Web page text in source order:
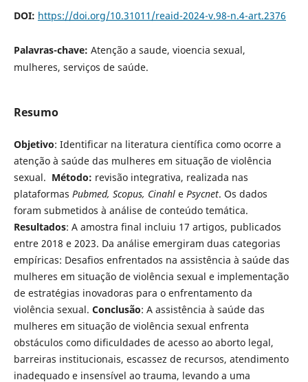
DOI: https://doi.org/10.31011/reaid-2024-v.98-n.4-art.2376
Palavras-chave: Atenção a saude, vioencia sexual,
mulheres, serviços de saúde.
Resumo
Objetivo: Identificar na literatura científica como ocorre a
atenção à saúde das mulheres em situação de violência
sexual. Método: revisão integrativa, realizada nas
plataformas Pubmed, Scopus, Cinahle Psycnet. Os dados
foram submetidos à análise de conteúdo temática.
Resultados: A amostra final incluiu 17 artigos, publicados
entre 2018 e 2023. Da análise emergiram duas categorias
empíricas: Desafios enfrentados na assistência à saúde das
mulheres em situação de violência sexual e implementação
de estratégias inovadoras para o enfrentamento da
violência sexual. Conclusão: A assistência à saúde das
mulheres em situação de violência sexual enfrenta
obstáculos como dificuldades de acesso ao aborto legal,
barreiras institucionais, escassez de recursos, atendimento
inadequado e insensível ao trauma, levando a uma